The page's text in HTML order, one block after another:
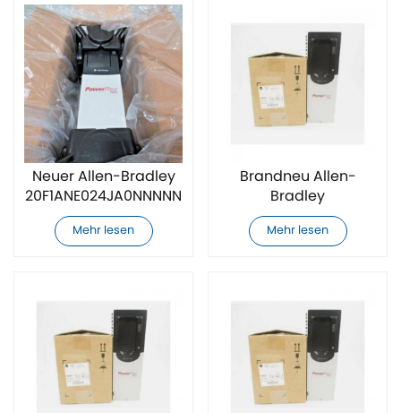
Neuer Allen-Bradley
20F1ANE024JA0NNNNN
AC-Antrieb
Mehr lesen
Brandneu Allen-
Bradley
20F1ANE063AA0NNNNN
AC-Antrieb
Mehr lesen